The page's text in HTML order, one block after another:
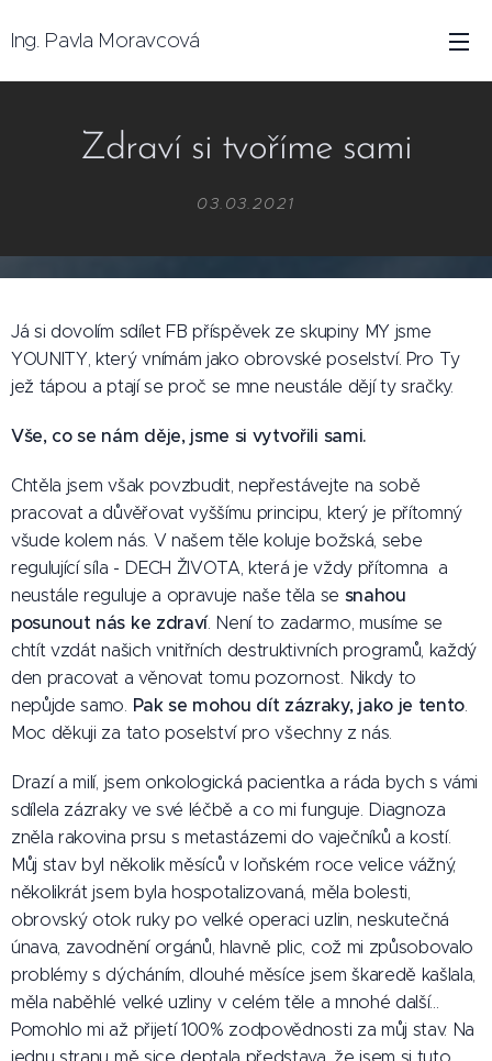
Ing. Pavla Moravcová
Zdraví si tvoříme sami
03.03.2021
Já si dovolím sdílet FB příspěvek ze skupiny MY jsme
YOUNITY, který vnímám jako obrovské poselství. Pro Ty
jež tápou a ptají se proč se mne neustále dějí ty sračky.
Vše, co se nám děje, jsme si vytvořili sami.
Chtěla jsem však povzbudit, nepřestávejte na sobě
pracovat a důvěřovat vyššímu principu, který je přítomný
všude kolem nás. V našem těle koluje božská, sebe
regulující síla - DECH ŽIVOTA, která je vždy přítomna a
neustále reguluje a opravuje naše těla se snahou
posunout nás ke zdraví. Není to zadarmo, musíme se
chtít vzdát našich vnitřních destruktivních programů, každý
den pracovat a věnovat tomu pozornost. Nikdy to
nepůjde samo. Pak se mohou dít zázraky, jako je tento.
Moc děkuji za tato poselství pro všechny z nás.
Drazí a milí, jsem onkologická pacientka a ráda bych s vámi
sdílela zázraky ve své léčbě a co mi funguje. Diagnoza
zněla rakovina prsu s metastázemi do vaječníků a kostí.
Můj stav byl několik měsíců v loňském roce velice vážný,
několikrát jsem byla hospotalizovaná, měla bolesti,
obrovský otok ruky po velké operaci uzlin, neskutečná
únava, zavodnění orgánů, hlavně plic, což mi způsobovalo
problémy s dýcháním, dlouhé měsíce jsem škaredě kašlala,
měla naběhlé velké uzliny v celém těle a mnohé další...
Pomohlo mi až přijetí 100% zodpovědnosti za můj stav. Na